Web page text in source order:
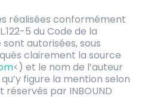
réalisées conformément
5 du Code de la
autorisées, sous
clairement la source
<) et le nom de l’auteur
qu’y figure la mention selon
par INBOUND